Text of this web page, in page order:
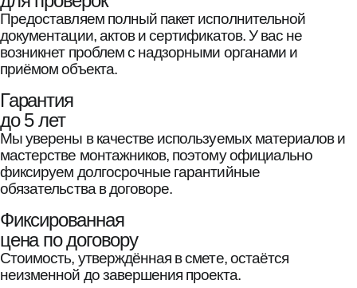
Предоставляем полный пакет исполнительной
документации, актов и сертификатов. У вас не
возникнет проблем с надзорными органами и
приёмом объекта.
Гарантия
до 5 лет
Мы уверены в качестве используемых материалов и
мастерстве монтажников, поэтому официально
фиксируем долгосрочные гарантийные
обязательства в договоре.
Фиксированная
цена по договору
Стоимость, утверждённая в смете, остаётся
неизменной до завершения проекта.